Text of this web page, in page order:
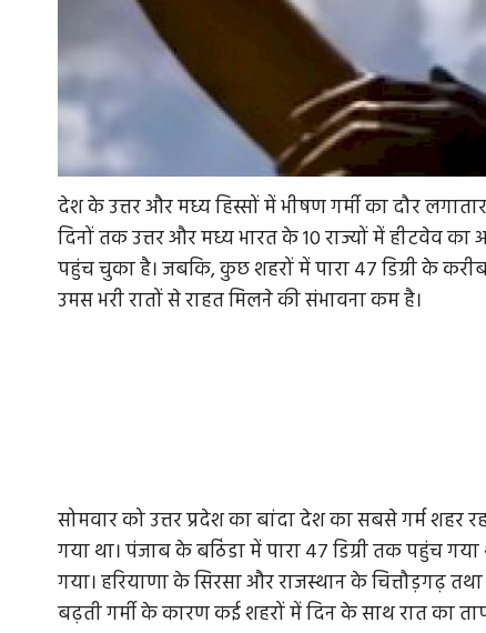
देश के उत्तर और मध्य हिस्सों में भीषण गर्मी का दौर
दिनों तक उत्तर और मध्य भारत के 10 राज्यों में हीटवेव
पहुंच चुका है। जबकि, कुछ शहरों में पारा 47 डिग्री के
उमस भरी रातों से राहत मिलने की संभावना कम है।
सोमवार को उत्तर प्रदेश का बांदा देश का सबसे गर्म शहर
गया था। पंजाब के बठिंडा में पारा 47 डिग्री तक पहुंच गया
गया। हरियाणा के सिरसा और राजस्थान के चित्तौड़गढ़
बढ़ती गर्मी के कारण कई शहरों में दिन के साथ रात का